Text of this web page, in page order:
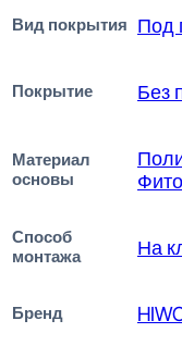
Вид покрытия Под
Покрытие Без
Материал
основы
Способ
монтажа
На
Бренд